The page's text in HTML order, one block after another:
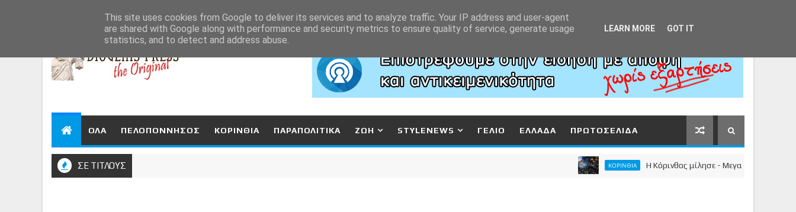
ΟΛΑ ΠΕΛΟΠΟΝΝΗΣΟΣ ΚΟΡΙΝΘΙΑ ΠΑΡΑΠΟΛΙΤΙΚΑ ΖΩΗ STYLENEWS ΓΕΛΙΟ ΕΛΛΑΔΑ ΠΡΩΤΟΣΕΛΙΔΑ
ΣΕ ΤΙΤΛΟΥΣ ΚΟΡΙΝΘΙΑ Η Κόρινθος μίλησε - Μεγαλειώδης συγκέντρωση
This site uses cookies from Google to deliver its services and to analyze traffic. Your IP address and user-agent
are shared with Google along with performance and security metrics to ensure quality of service, generate usage
statistics, and to detect and address abuse.
LEARN MORE GOT IT